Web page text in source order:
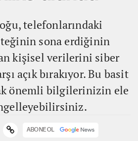
telefonlarındaki
sona erdiğinin
kişisel verilerini siber
açık bırakıyor. Bu basit
önemli bilgilerinizin ele
ABONE OL